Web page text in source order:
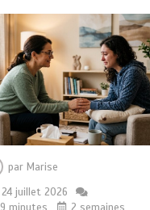
par Marise
24 juillet 2026